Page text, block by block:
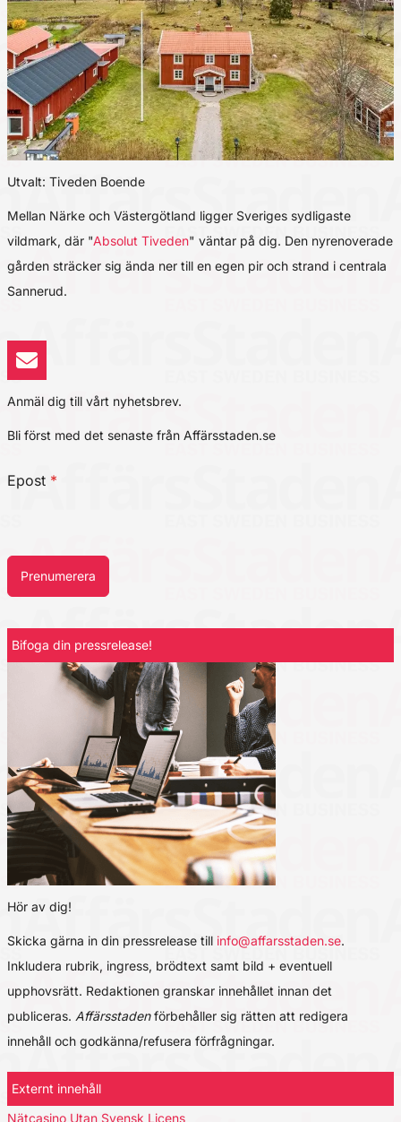
Utvalt: Tiveden Boende
Mellan Närke och Västergötland ligger Sveriges sydligaste
vildmark, där "Absolut Tiveden" väntar på dig. Den nyrenoverade
gården sträcker sig ända ner till en egen pir och strand i centrala
Sannerud.
Anmäl dig till vårt nyhetsbrev.
Bli först med det senaste från Affärsstaden.se
Epost *
Prenumerera
Bifoga din pressrelease!
Hör av dig!
Skicka gärna in din pressrelease till info@affarsstaden.se.
Inkludera rubrik, ingress, brödtext samt bild + eventuell
upphovsrätt. Redaktionen granskar innehållet innan det
publiceras. Affärsstadenförbehåller sig rätten att redigera
innehåll och godkänna/refusera förfrågningar.
Externt innehåll
Nätcasino Utan Svensk Licens